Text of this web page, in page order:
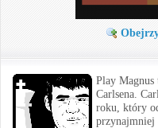
Play
Carlsena.
roku, który
przynajmniej